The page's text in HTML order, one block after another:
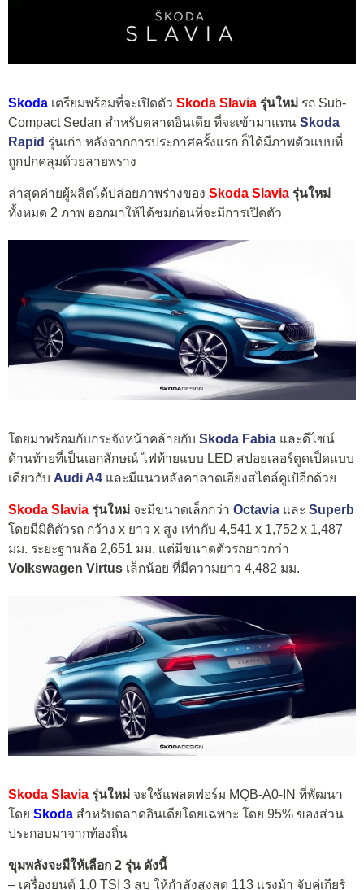
Skoda เตรียมพร้อมที่จะเปิดตัว Skoda Slavia รุ่นใหม่ รถ Sub-
Compact Sedan สำหรับตลาดอินเดีย ที่จะเข้ามาแทน Skoda
Rapid รุ่นเก่า หลังจากการประกาศครั้งแรก ก็ได้มีภาพตัวแบบที่
ถูกปกคลุมด้วยลายพราง
ล่าสุดค่ายผู้ผลิตได้ปล่อยภาพร่างของ Skoda Slavia รุ่นใหม่
ทั้งหมด 2 ภาพ ออกมาให้ได้ชมก่อนที่จะมีการเปิดตัว
โดยมาพร้อมกับกระจังหน้าคล้ายกับ Skoda Fabia และดีไซน์
ด้านท้ายที่เป็นเอกลักษณ์ ไฟท้ายแบบ LED สปอยเลอร์ตูดเป็ดแบบ
เดียวกับ Audi A4 และมีแนวหลังคาลาดเอียงสไตล์คูเป้อีกด้วย
Skoda Slavia รุ่นใหม่ จะมีขนาดเล็กกว่า Octavia และ Superb
โดยมีมิติตัวรถ กว้าง x ยาว x สูง เท่ากับ 4,541 x 1,752 x 1,487
มม. ระยะฐานล้อ 2,651 มม. แต่มีขนาดตัวรถยาวกว่า
Volkswagen Virtus เล็กน้อย ที่มีความยาว 4,482 มม.
Skoda Slavia รุ่นใหม่ จะใช้แพลตฟอร์ม MQB-A0-IN ที่พัฒนา
โดย Skoda สำหรับตลาดอินเดียโดยเฉพาะ โดย 95% ของส่วน
ประกอบมาจากท้องถิ่น
ขุมพลังจะมีให้เลือก 2 รุ่น ดังนี้
– เครื่องยนต์ 1.0 TSI 3 สูบ ให้กำลังสูงสุด 113 แรงม้า จับคู่เกียร์